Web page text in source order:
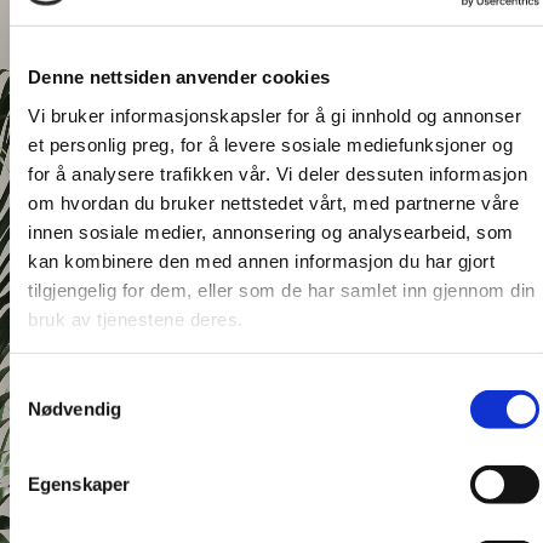
Denne nettsiden anvender cookies
Vi bruker informasjonskapsler for å gi innhold og annonser
et personlig preg, for å levere sosiale mediefunksjoner og
for å analysere trafikken vår. Vi deler dessuten informasjon
om hvordan du bruker nettstedet vårt, med partnerne våre
innen sosiale medier, annonsering og analysearbeid, som
kan kombinere den med annen informasjon du har gjort
tilgjengelig for dem, eller som de har samlet inn gjennom din
bruk av tjenestene deres.
Nødvendig
Egenskaper